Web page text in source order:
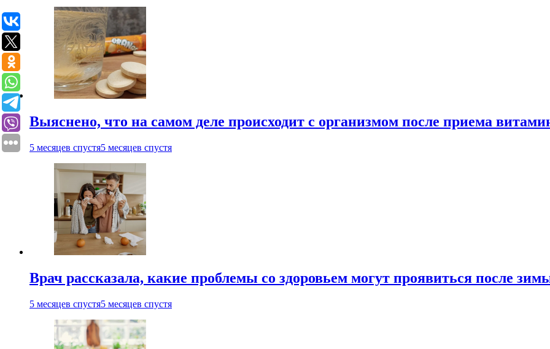
Выяснено, что на самом деле происходит с организмом после приема
5 месяцев спустя5 месяцев спустя
Врач рассказала, какие проблемы со здоровьем могут проявиться после
5 месяцев спустя5 месяцев спустя